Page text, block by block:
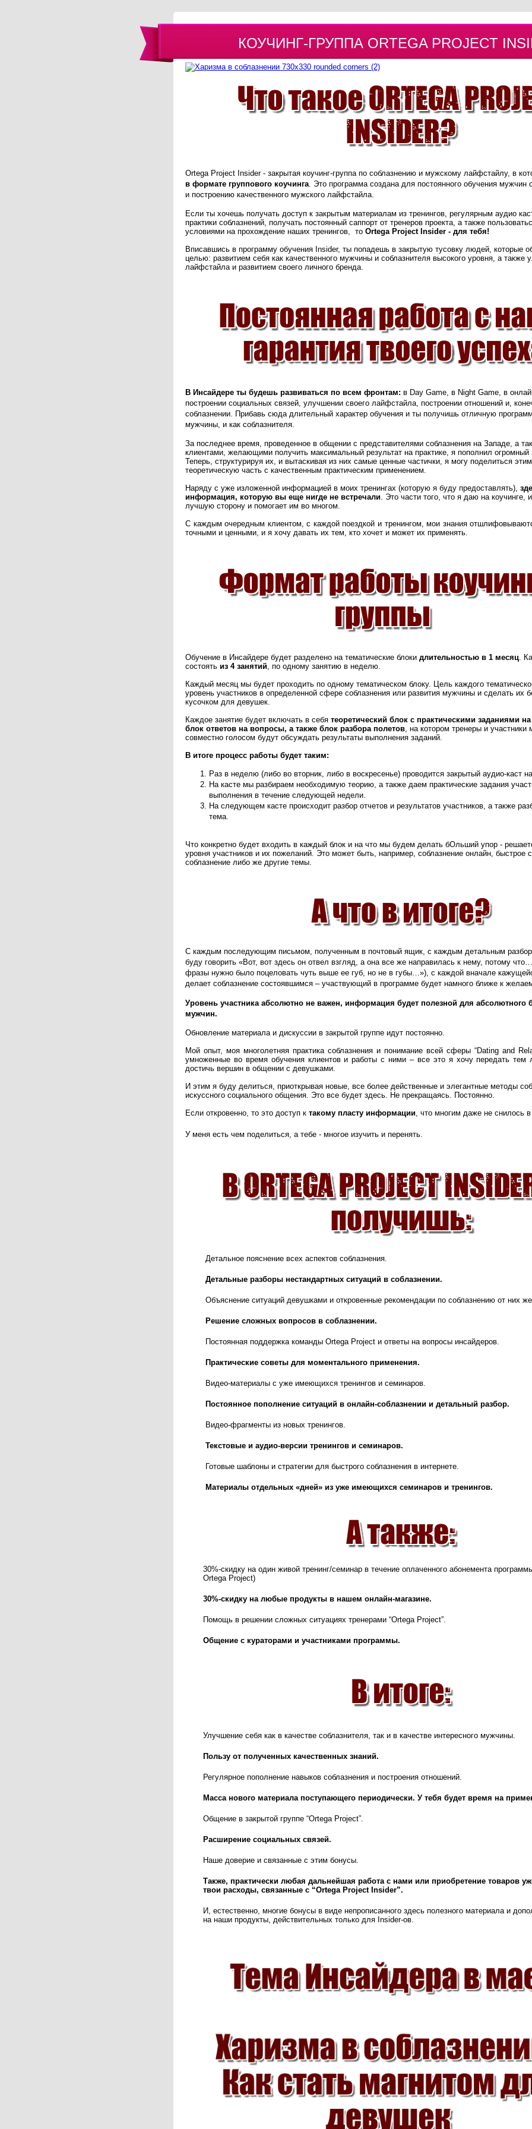
КОУЧИНГ-ГРУППА ORTEGA PROJECT
Ortega Project Insider - закрытая коучинг-группа по соблазнению и мужскому лайфстайлу, в
в формате группового коучинга. Это программа создана для постоянного обучения мужчин
и построению качественного мужского лайфстайла.
Если ты хочешь получать доступ к закрытым материалам из тренингов, регулярным аудио
практики соблазнений, получать постоянный саппорт от тренеров проекта, а также
условиями на прохождение наших тренингов, то Ortega Project Insider - для тебя!
Вписавшись в программу обучения Insider, ты попадешь в закрытую тусовку людей, которые
целью: развитием себя как качественного мужчины и соблазнителя высокого уровня, а также
лайфстайла и развитием своего личного бренда.
В Инсайдере ты будешь развиваться по всем фронтам: в Day Game, в Night Game, в
построении социальных связей, улучшении своего лайфстайла, построении отношений и,
соблазнении. Прибавь сюда длительный характер обучения и ты получишь отличную
мужчины, и как соблазнителя.
За последнее время, проведенное в общении с представителями соблазнения на Западе, а
клиентами, желающими получить максимальный результат на практике, я пополнил огромный
Теперь, структурируя их, и вытаскивая из них самые ценные частички, я могу поделиться
теоретическую часть с качественным практическим применением.
Наряду с уже изложенной информацией в моих тренингах (которую я буду предоставлять),
информация, которую вы еще нигде не встречали. Это части того, что я даю на коучинге,
лучшую сторону и помогает им во многом.
С каждым очередным клиентом, с каждой поездкой и тренингом, мои знания
точными и ценными, и я хочу давать их тем, кто хочет и может их применять.
Обучение в Инсайдере будет разделено на тематические блоки длительностью в 1 месяц.
состоять из 4 занятий, по одному занятию в неделю.
Каждый месяц мы будет проходить по одному тематическом блоку. Цель каждого
уровень участников в определенной сфере соблазнения или развития мужчины и сделать их
кусочком для девушек.
Каждое занятие будет включать в себя теоретический блок с практическими заданиями
блок ответов на вопросы, а также блок разбора полетов, на котором тренеры и участники
совместно голосом будут обсуждать результаты выполнения заданий.
В итоге процесс работы будет таким:
Раз в неделю (либо во вторник, либо в воскресенье) проводится закрытый аудио-каст
На касте мы разбираем необходимую теорию, а также даем практические задания
выполнения в течение следующей недели.
На следующем касте происходит разбор отчетов и результатов участников, а также
тема.
Что конкретно будет входить в каждый блок и на что мы будем делать бОльший упор -
уровня участников и их пожеланий. Это может быть, например, соблазнение онлайн, быстрое
соблазнение либо же другие темы.
С каждым последующим письмом, полученным в почтовый ящик, с каждым детальным
буду говорить «Вот, вот здесь он отвел взгляд, а она все же направилась к нему, потому
фразы нужно было поцеловать чуть выше ее губ, но не в губы…»), с каждой вначале
делает соблазнение состоявшимся – участвующий в программе будет намного ближе к
Уровень участника абсолютно не важен, информация будет полезной для абсолютного
мужчин.
Обновление материала и дискуссии в закрытой группе идут постоянно.
Мой опыт, моя многолетняя практика соблазнения и понимание всей сферы “Dating and
умноженные во время обучения клиентов и работы с ними – все это я хочу передать тем
достичь вершин в общении с девушками.
И этим я буду делиться, приоткрывая новые, все более действенные и элегантные методы
искуссного социального общения. Это все будет здесь. Не прекращаясь. Постоянно.
Если откровенно, то это доступ к такому пласту информации, что многим даже не снилось
У меня есть чем поделиться, а тебе - многое изучить и перенять.
Детальное пояснение всех аспектов соблазнения.
Детальные разборы нестандартных ситуаций в соблазнении.
Объяснение ситуаций девушками и откровенные рекомендации по соблазнению от них
Решение сложных вопросов в соблазнении.
Постоянная поддержка команды Ortega Project и ответы на вопросы инсайдеров.
Практические советы для моментального применения.
Видео-материалы с уже имеющихся тренингов и семинаров.
Постоянное пополнение ситуаций в онлайн-соблазнении и детальный разбор.
Видео-фрагменты из новых тренингов.
Текстовые и аудио-версии тренингов и семинаров.
Готовые шаблоны и стратегии для быстрого соблазнения в интернете.
Материалы отдельных «дней» из уже имеющихся семинаров и тренингов.
30%-скидку на один живой тренинг/семинар в течение оплаченного абонемента
Ortega Project)
30%-скидку на любые продукты в нашем онлайн-магазине.
Помощь в решении сложных ситуациях тренерами “Ortega Project”.
Общение с кураторами и участниками программы.
Улучшение себя как в качестве соблазнителя, так и в качестве интересного мужчины.
Пользу от полученных качественных знаний.
Регулярное пополнение навыков соблазнения и построения отношений.
Масса нового материала поступающего периодически. У тебя будет время на
Общение в закрытой группе “Ortega Project”.
Расширение социальных связей.
Наше доверие и связанные с этим бонусы.
Также, практически любая дальнейшая работа с нами или приобретение товаров
твои расходы, связанные с “Ortega Project Insider”.
И, естественно, многие бонусы в виде непрописанного здесь полезного материала и
на наши продукты, действительных только для Insider-ов.